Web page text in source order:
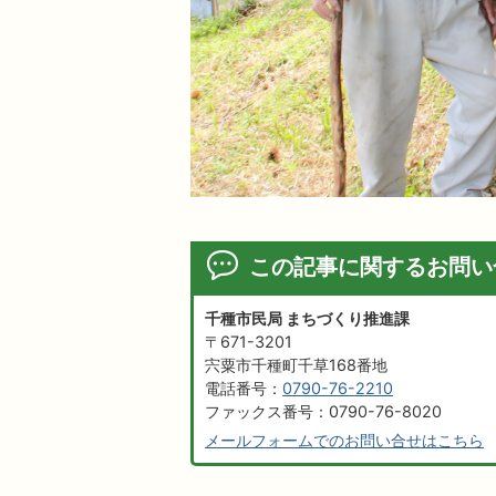
この記事に関するお問
千種市民局 まちづくり推進課
〒671-3201
宍粟市千種町千草168番地
電話番号： 0790-76-2210
ファックス番号：0790-76-8020
メールフォームでのお問い合せはこちら